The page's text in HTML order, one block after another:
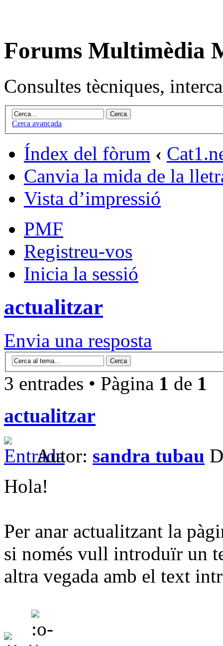
Forums Multimèdia
Consultes tècniques,
Cerca avançada
Índex del fòrum ‹
Canvia la mida de la
Vista d’impressió
PMF
Registreu-vos
Inicia la sessió
actualitzar
Envia una resposta
3 entrades • Pàgina 1 de 1
actualitzar
Autor: sandra tubau
Hola!
Per anar actualitzant la
si només vull introduïr un
altra vegada amb el text